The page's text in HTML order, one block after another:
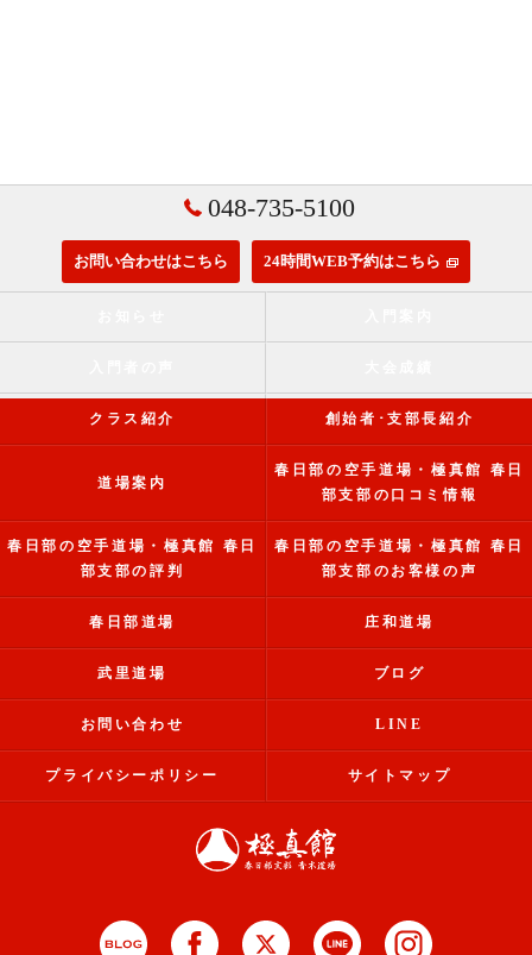
048-735-5100
お問い合わせはこちら 24時間WEB予約はこちら
クラス紹介 創始者･支部長紹介
道場案内
春日部の空手道場・極真館 春日
部支部の口コミ情報
春日部の空手道場・極真館 春日
部支部の評判
春日部の空手道場・極真館 春日
部支部のお客様の声
春日部道場 庄和道場
武里道場 ブログ
お問い合わせ LINE
プライバシーポリシー サイトマップ